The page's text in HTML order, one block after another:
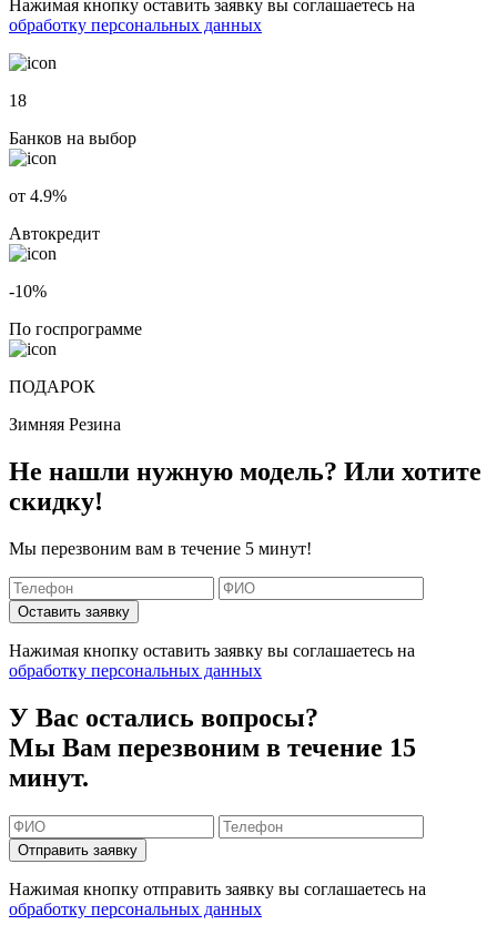
Нажимая кнопку оставить заявку вы соглашаетесь на
обработку персональных данных
18
Банков на выбор
от 4.9%
Автокредит
-10%
По госпрограмме
ПОДАРОК
Зимняя Резина
Не нашли нужную модель? Или хотите
скидку!
Мы перезвоним вам в течение 5 минут!
Оставить заявку
Нажимая кнопку оставить заявку вы соглашаетесь на
обработку персональных данных
У Вас остались вопросы?
Мы Вам перезвоним в течение 15
минут.
Отправить заявку
Нажимая кнопку отправить заявку вы соглашаетесь на
обработку персональных данных